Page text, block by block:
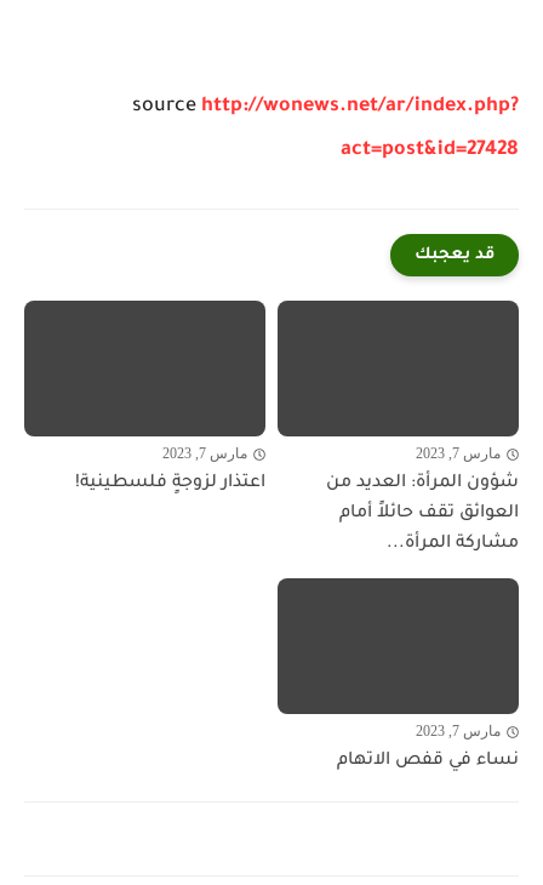
source http://wonews.net/ar/index.php?
act=post&id=27428
قد يعجبك
مارس 7, 2023
شؤون المرأة: العديد من
العوائق تقف حائلاً أمام
مشاركة المرأة...
مارس 7, 2023
اعتذار لزوجةٍ فلسطينية!
مارس 7, 2023
نساء في قفص الاتهام